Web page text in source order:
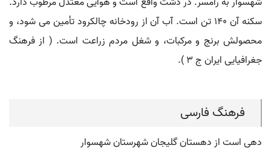
سکنه آن 140 تن است. آب آن از رودخانه چالکرود تأمین می شود، و
محصولش برنج و مرکبات، و شغل مردم زراعت است. ( از فرهنگ
جغرافیایی ایران ج 3 ).
فرهنگ فارسی
دهی است از دهستان گلیجان شهرستان شهسوار